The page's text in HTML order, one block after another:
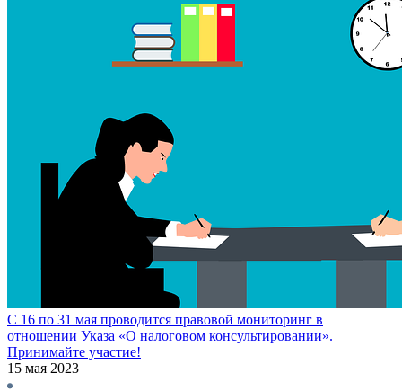
C 16 по 31 мая проводится правовой мониторинг в
отношении Указа «О налоговом консультировании».
Принимайте участие!
15 мая 2023